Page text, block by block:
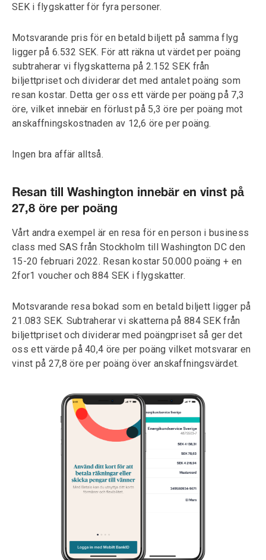
SEK i flygskatter för fyra personer.
Motsvarande pris för en betald biljett på samma flyg
ligger på 6.532 SEK. För att räkna ut värdet per poäng
subtraherar vi flygskatterna på 2.152 SEK från
biljettpriset och dividerar det med antalet poäng som
resan kostar. Detta ger oss ett värde per poäng på 7,3
öre, vilket innebär en förlust på 5,3 öre per poäng mot
anskaffningskostnaden av 12,6 öre per poäng.
Ingen bra affär alltså.
Resan till Washington innebär en vinst på
27,8 öre per poäng
Vårt andra exempel är en resa för en person i business
class med SAS från Stockholm till Washington DC den
15-20 februari 2022. Resan kostar 50.000 poäng + en
2for1 voucher och 884 SEK i flygskatter.
Motsvarande resa bokad som en betald biljett ligger på
21.083 SEK. Subtraherar vi skatterna på 884 SEK från
biljettpriset och dividerar med poängpriset så ger det
oss ett värde på 40,4 öre per poäng vilket motsvarar en
vinst på 27,8 öre per poäng över anskaffningsvärdet.